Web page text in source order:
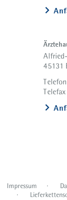
45131
Telefon
Telefax
Impressum